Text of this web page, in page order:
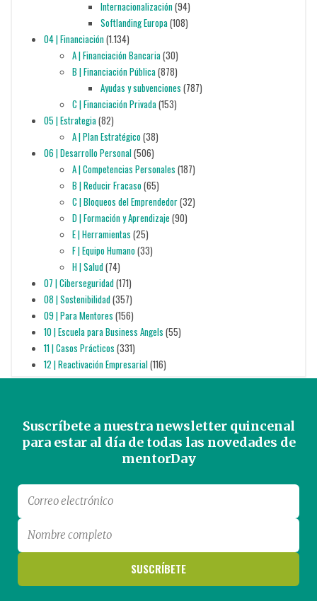
Internacionalización(94)
Softlanding Europa(108)
04 | Financiación(1.134)
A | Financiación Bancaria(30)
B | Financiación Pública(878)
Ayudas y subvenciones (787)
C | Financiación Privada(153)
05 | Estrategia(82)
A | Plan Estratégico(38)
06 | Desarrollo Personal(506)
A | Competencias Personales (187)
B | Reducir Fracaso(65)
C | Bloqueos del Emprendedor(32)
D | Formación y Aprendizaje (90)
E | Herramientas (25)
F | Equipo Humano(33)
H | Salud(74)
07 | Ciberseguridad(171)
08 | Sostenibilidad(357)
09 | Para Mentores (156)
10 | Escuela para Business Angels (55)
11 | Casos Prácticos (331)
12 | Reactivación Empresarial(116)
Suscríbete a nuestra newsletter quincenal
para estar al día de todas las novedades de
mentorDay